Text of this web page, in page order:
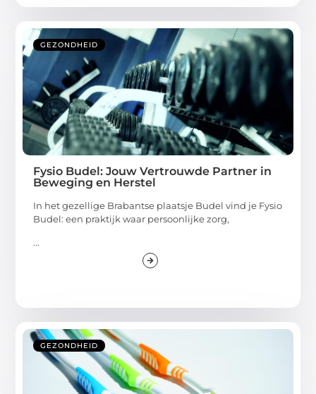
GEZONDHEID
Fysio Budel: Jouw Vertrouwde Partner in
Beweging en Herstel
In het gezellige Brabantse plaatsje Budel vind je Fysio
Budel: een praktijk waar persoonlijke zorg,
...
GEZONDHEID